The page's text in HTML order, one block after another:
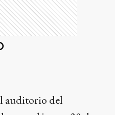
auditorio del